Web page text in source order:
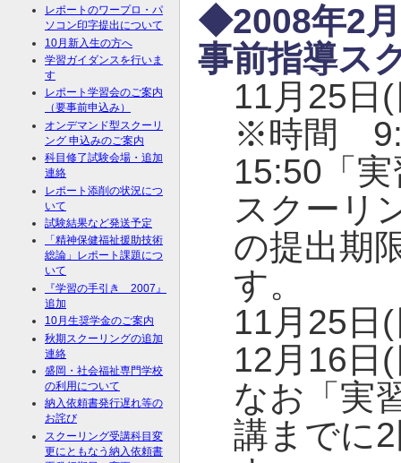
レポートのワープロ・パ
ソコン印字提出について
10月新入生の方へ
学習ガイダンスを行いま
す
レポート学習会のご案内
（要事前申込み）
オンデマンド型スクーリ
ング 申込みのご案内
科目修了試験会場・追加
連絡
レポート添削の状況につ
いて
試験結果など発送予定
「精神保健福祉援助技術
総論」レポート課題につ
いて
『学習の手引き 2007』
追加
10月生奨学金のご案内
秋期スクーリングの追加
連絡
盛岡・社会福祉専門学校
の利用について
納入依頼書発行遅れ等の
お詫び
スクーリング受講科目変
更にともなう納入依頼書
◆2008年2
事前指導ス
11月25日
※時間
15:50「
スクーリ
の提出期
す。
11月25日
12月16日
なお「実
講までに